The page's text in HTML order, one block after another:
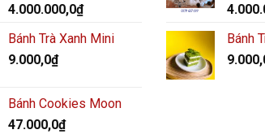
4.000.000,0₫
Bánh Trà Xanh Mini
9.000,0₫
Bánh Cookies Moon
47.000,0₫
Bánh